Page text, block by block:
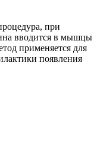
при
вводится в мышцы
применяется для
появления